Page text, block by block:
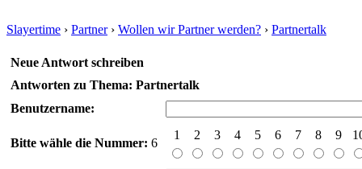
Slayertime › Partner› Wollen wir Partner werden? › Partnertalk
Neue Antwort schreiben
Antworten zu Thema: Partnertalk
Benutzername:
Bitte wähle die Nummer: 6
1 2 3 4 5 6 7 8 9